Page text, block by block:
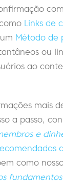
Links de
Método de
ou
ao
mais
a passo,
e
como